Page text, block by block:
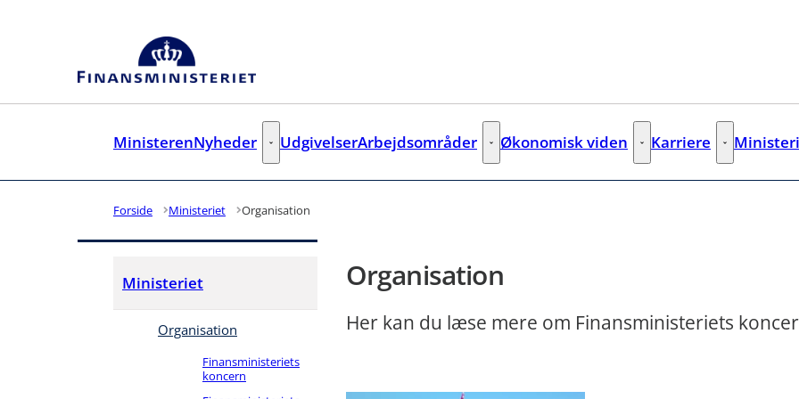
MinisterenNyheder Nyheder - Flere links
UdgivelserArbejdsområder Arbejdsområder - Flere links
Økonomisk viden Økonomisk viden - Flere links
Karriere Karriere -
Forside Ministeriet Organisation
Ministeriet
Organisation
Finansministeriets
koncern
Organisation
Her kan du læse mere om Finansministeriets